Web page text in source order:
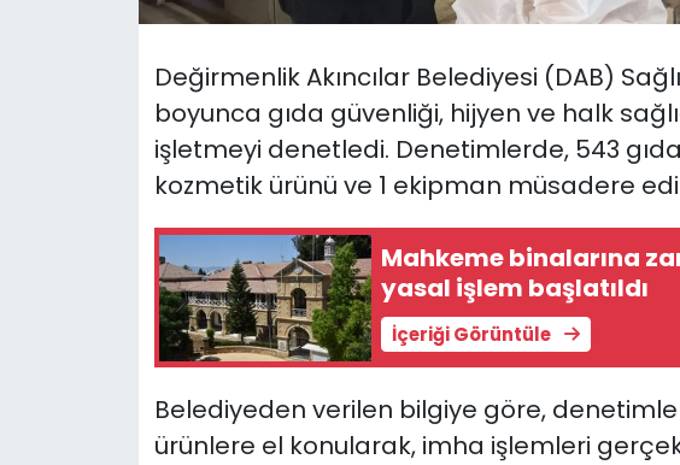
Değirmenlik Akıncılar Belediyesi (DAB)
boyunca gıda güvenliği, hijyen ve halk
işletmeyi denetledi. Denetimlerde, 543
kozmetik ürünü ve 1 ekipman müsadere
Mahkeme binalarına
yasal işlem başlatıldı
İçeriği Görüntüle
Belediyeden verilen bilgiye göre,
ürünlere el konularak, imha işlemleri
Teknoloji
Video Galeri
Yazarlar